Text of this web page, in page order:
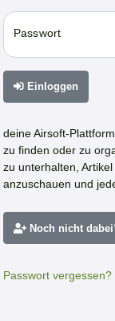
Passwort
Einloggen
deine Airsoft-
zu finden oder zu
zu unterhalten,
anzuschauen und
Noch nicht
Passwort vergessen?